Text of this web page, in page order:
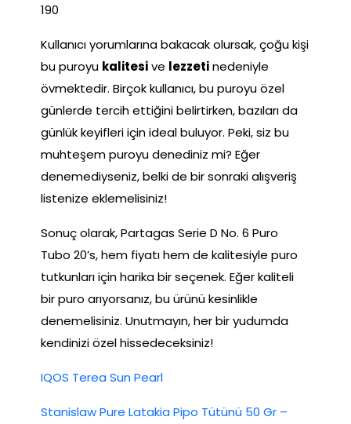
190
Kullanıcı yorumlarına bakacak olursak, çoğu kişi
bu puroyu kalitesive lezzetinedeniyle
övmektedir. Birçok kullanıcı, bu puroyu özel
günlerde tercih ettiğini belirtirken, bazıları da
günlük keyifleri için ideal buluyor. Peki, siz bu
muhteşem puroyu denediniz mi? Eğer
denemediyseniz, belki de bir sonraki alışveriş
listenize eklemelisiniz!
Sonuç olarak, Partagas Serie D No. 6 Puro
Tubo 20’s, hem fiyatı hem de kalitesiyle puro
tutkunları için harika bir seçenek. Eğer kaliteli
bir puro arıyorsanız, bu ürünü kesinlikle
denemelisiniz. Unutmayın, her bir yudumda
kendinizi özel hissedeceksiniz!
IQOS Terea Sun Pearl
Stanislaw Pure Latakia Pipo Tütünü 50 Gr –